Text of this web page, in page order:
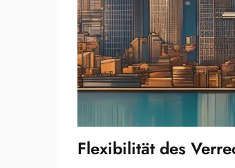
Flexibilität des